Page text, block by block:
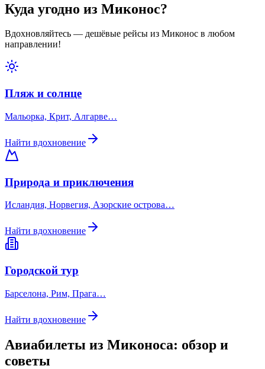
Куда угодно из Миконос?
Вдохновляйтесь — дешёвые рейсы из Миконос в любом
направлении!
Пляж и солнце
Мальорка, Крит, Алгарве…
Найти вдохновение
Природа и приключения
Исландия, Норвегия, Азорские острова…
Найти вдохновение
Городской тур
Барселона, Рим, Прага…
Найти вдохновение
Авиабилеты из Миконоса: обзор и
советы